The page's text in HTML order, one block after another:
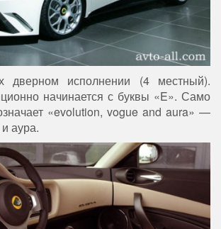
дверном исполнении (4 местный).
начинается с буквы «E». Само
«evolution, vogue and aura» —
аура.